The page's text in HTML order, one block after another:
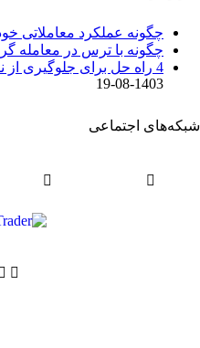
چگونه عملکرد معاملاتی
چگونه با ترس در معامله
4 راه حل برای جلوگیری از نابودی یک ترید خوب در معامله گری
1403-08-19
شبکه‌های اجتماعی